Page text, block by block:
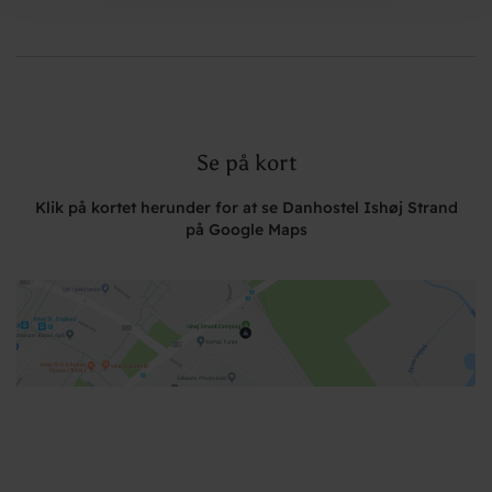
Se på kort
Klik på kortet herunder for at se Danhostel Ishøj Strand
på Google Maps